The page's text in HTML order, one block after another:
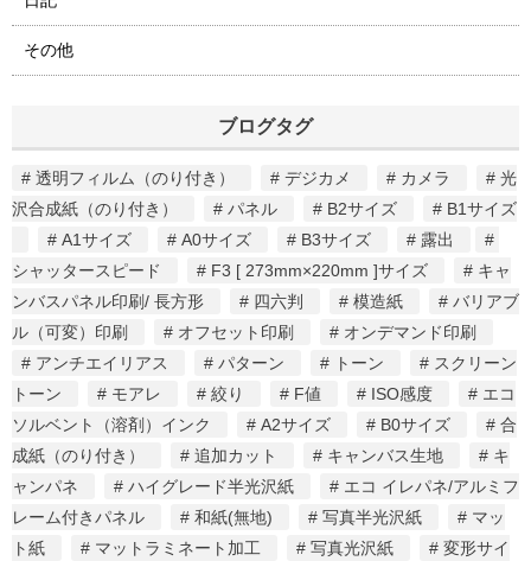
その他
ブログタグ
透明フィルム（のり付き） デジカメ カメラ
光
沢合成紙（のり付き）
パネル B2サイズ
B1サイズ
A1サイズ
A0サイズ B3サイズ
露出
シャッタースピード
F3 [ 273mm×220mm ]サイズ
キャ
ンバスパネル印刷/ 長方形
四六判 模造紙
バリアブ
ル（可変）印刷
オフセット印刷
オンデマンド印刷
アンチエイリアス
パターン トーン
スクリーン
トーン
モアレ 絞り F値 ISO感度
エコ
ソルベント（溶剤）インク
A2サイズ B0サイズ
合
成紙（のり付き）
追加カット キャンバス生地
キ
ャンパネ
ハイグレード半光沢紙
エコ イレパネ/アルミフ
レーム付きパネル
和紙(無地) 写真半光沢紙
マッ
ト紙
マットラミネート加工 写真光沢紙 変形サイ